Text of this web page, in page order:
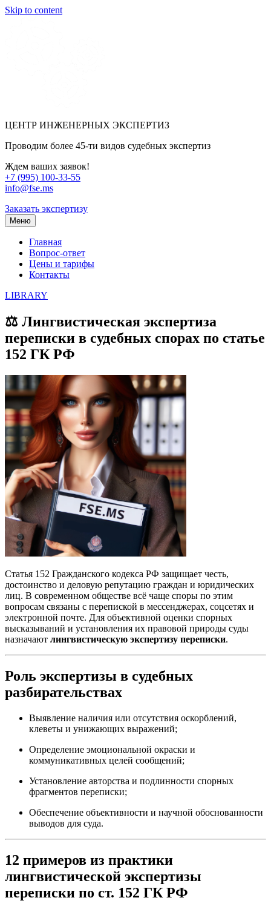
Skip to content
ЦЕНТР ИНЖЕНЕРНЫХ ЭКСПЕРТИЗ
Проводим более 45-ти видов судебных экспертиз
Ждем ваших заявок!
+7 (995) 100-33-55
info@fse.ms
Заказать экспертизу
Меню
Главная
Вопрос-ответ
Цены и тарифы
Контакты
LIBRARY
⚖️ Лингвистическая экспертиза
переписки в судебных спорах по статье
152 ГК РФ
Статья 152 Гражданского кодекса РФ защищает честь,
достоинство и деловую репутацию граждан и юридических
лиц. В современном обществе всё чаще споры по этим
вопросам связаны с перепиской в мессенджерах, соцсетях и
электронной почте. Для объективной оценки спорных
высказываний и установления их правовой природы суды
назначают лингвистическую экспертизу переписки.
Роль экспертизы в судебных
разбирательствах
Выявление наличия или отсутствия оскорблений,
клеветы и унижающих выражений;
Определение эмоциональной окраски и
коммуникативных целей сообщений;
Установление авторства и подлинности спорных
фрагментов переписки;
Обеспечение объективности и научной обоснованности
выводов для суда.
12 примеров из практики
лингвистической экспертизы
переписки по ст. 152 ГК РФ